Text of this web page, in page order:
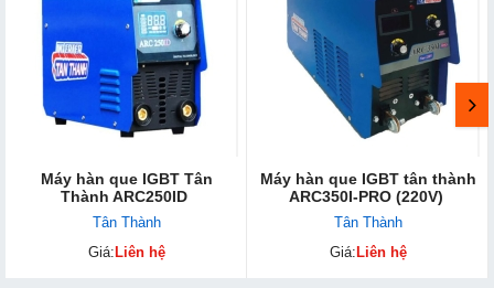
Máy hàn que IGBT Tân
Thành ARC250ID
Tân Thành
Giá:Liên hệ
Máy hàn que IGBT tân thành
ARC350I-PRO (220V)
Tân Thành
Giá:Liên hệ